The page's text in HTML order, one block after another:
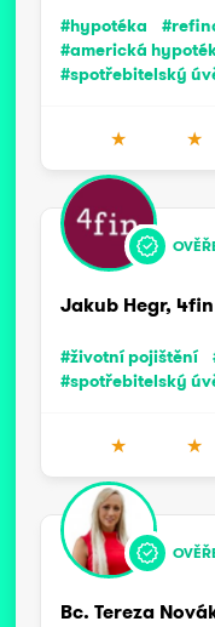
#hypotéka
#americká
#spotřebitelský
★ ★
Jakub Hegr, 4fin
#životní pojištění
#spotřebitelský
★ ★
Bc. Tereza